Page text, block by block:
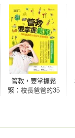
能拋開枷鎖，
，達到反躬自問的效
我想，七歲的孩子需
沒寫家事耶」，孩子
孩子有把我的話聽
教養經驗談，或許
有用的一套，以後
管教，要掌握鬆
緊：校長爸爸的35